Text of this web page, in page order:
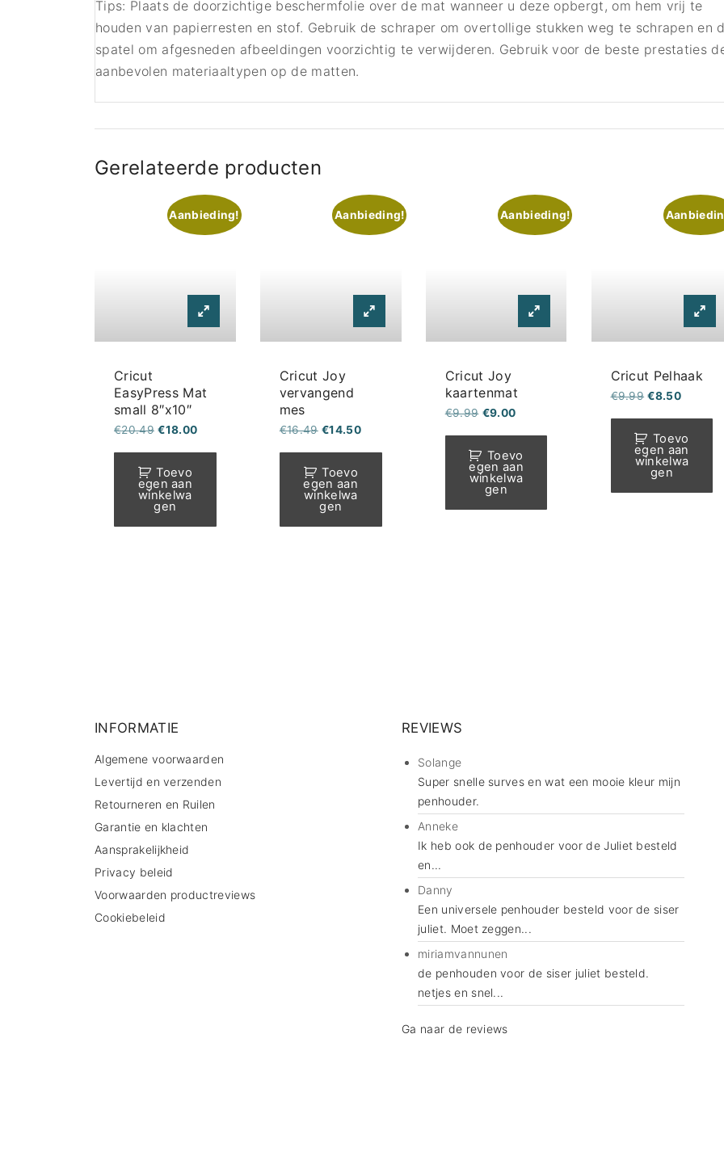
Tips: Plaats de doorzichtige beschermfolie over de mat wanneer u deze opbergt, om hem vrij te
houden van papierresten en stof. Gebruik de schraper om overtollige stukken weg te schrapen en
spatel om afgesneden afbeeldingen voorzichtig te verwijderen. Gebruik voor de beste prestaties
aanbevolen materiaaltypen op de matten.
Gerelateerde producten
Aanbieding!
Cricut
EasyPress Mat
small 8″x10″
€20.49 Oorspronkelijke
was:
€18.00Huidige
is:
Toevo
egen aan
winkelwa
gen
Aanbieding!
Cricut Joy
vervangend
mes
€16.49 Oorspronkelijke
was:
€14.50Huidige
is:
Toevo
egen aan
winkelwa
gen
Aanbieding!
Cricut Joy
kaartenmat
€9.99 Oorspronkelijke
was:
€9.00Huidige
is:
Toevo
egen aan
winkelwa
gen
Cricut Pelhaak
€9.99 Oorspronkelijke
was:
€8.50Huidige
is:
Toevo
egen aan
winkelwa
gen
INFORMATIE
Algemene voorwaarden
Levertijd en verzenden
Retourneren en Ruilen
Garantie en klachten
Aansprakelijkheid
Privacy beleid
Voorwaarden productreviews
Cookiebeleid
REVIEWS
Solange
Super snelle surves en wat een mooie kleur mijn
penhouder.
Anneke
Ik heb ook de penhouder voor de Juliet besteld
en...
Danny
Een universele penhouder besteld voor de siser
juliet. Moet zeggen...
miriamvannunen
de penhouden voor de siser juliet besteld.
netjes en snel...
Ga naar de reviews